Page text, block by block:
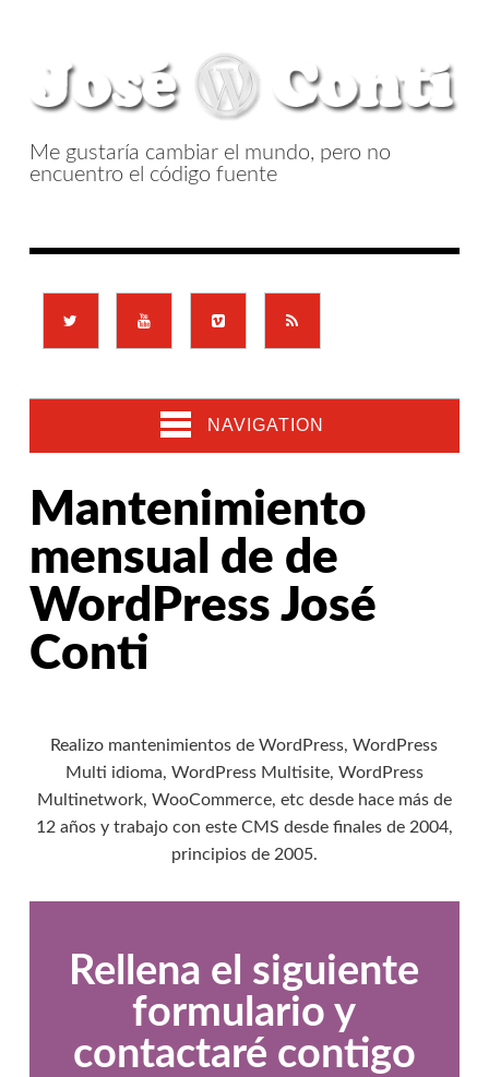
Me gustaría cambiar el mundo, pero no
encuentro el código fuente
NAVIGATION
Mantenimiento
mensual de de
WordPress José
Conti
Realizo mantenimientos de WordPress, WordPress
Multi idioma, WordPress Multisite, WordPress
Multinetwork, WooCommerce, etc desde hace más de
12 años y trabajo con este CMS desde finales de 2004,
principios de 2005.
Rellena el siguiente
formulario y
contactaré contigo